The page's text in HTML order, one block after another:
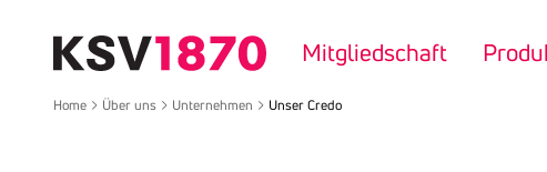
Mitgliedschaft
Home Über uns Unternehmen Unser Credo